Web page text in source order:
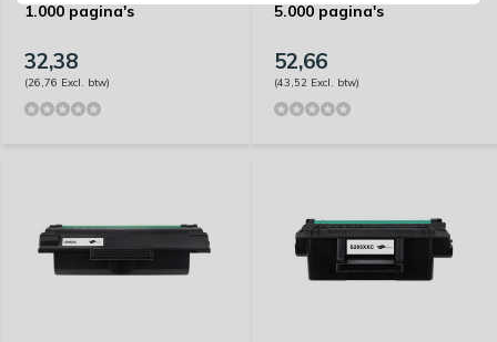
1.000 pagina's
32,38
(26,76 Excl. btw)
5.000 pagina's
52,66
(43,52 Excl. btw)